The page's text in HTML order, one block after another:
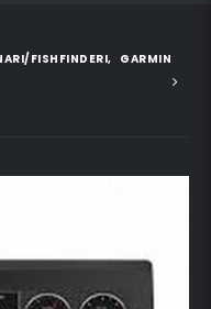
FISHFINDERI, GARMIN